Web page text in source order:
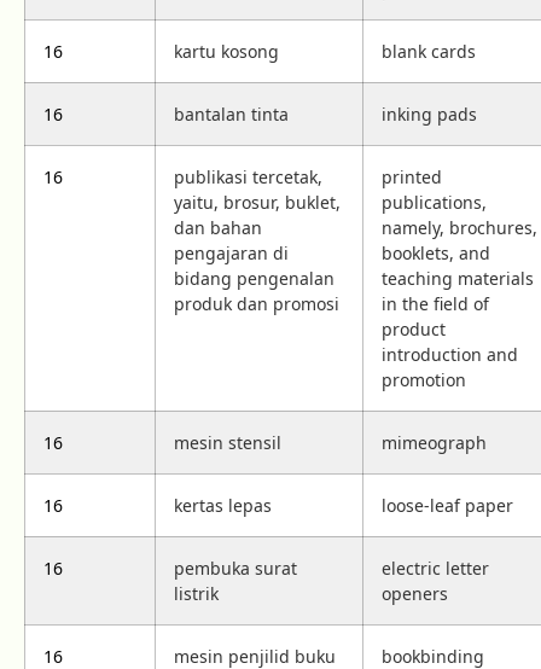
16 kartu kosong blank cards
16 bantalan tinta inking pads
16
publikasi tercetak,
yaitu, brosur, buklet,
dan bahan
pengajaran di
bidang pengenalan
produk dan promosi
printed
publications,
namely, brochures,
booklets, and
teaching materials
in the field of
product
introduction and
promotion
16 mesin stensil mimeograph
16 kertas lepas loose-leaf paper
16
pembuka surat
listrik
electric letter
openers
16
mesin penjilid buku
bookbinding